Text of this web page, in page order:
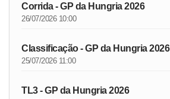
Corrida - GP da Hungria 2026
26/07/2026 10:00
Classificação - GP da Hungria 2026
25/07/2026 11:00
TL3 - GP da Hungria 2026